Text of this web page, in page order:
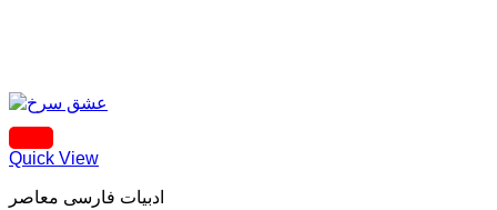
Quick View
ادبيات فارسی معاصر